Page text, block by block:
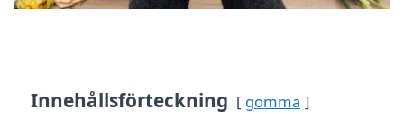
Innehållsförteckning gömma